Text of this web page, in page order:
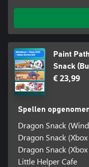
Paint
Snack
€ 23,99
Spellen
Dragon Snack
Dragon Snack
Dragon Snack
Little Helper Cafe